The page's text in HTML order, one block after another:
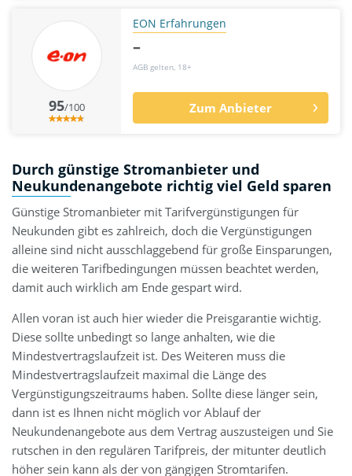
95/100
EON Erfahrungen
–
AGB gelten, 18+
Zum Anbieter
Durch günstige Stromanbieter und
Neukundenangebote richtig viel Geld sparen
Günstige Stromanbieter mit Tarifvergünstigungen für
Neukunden gibt es zahlreich, doch die Vergünstigungen
alleine sind nicht ausschlaggebend für große Einsparungen,
die weiteren Tarifbedingungen müssen beachtet werden,
damit auch wirklich am Ende gespart wird.
Allen voran ist auch hier wieder die Preisgarantie wichtig.
Diese sollte unbedingt so lange anhalten, wie die
Mindestvertragslaufzeit ist. Des Weiteren muss die
Mindestvertragslaufzeit maximal die Länge des
Vergünstigungszeitraums haben. Sollte diese länger sein,
dann ist es Ihnen nicht möglich vor Ablauf der
Neukundenangebote aus dem Vertrag auszusteigen und Sie
rutschen in den regulären Tarifpreis, der mitunter deutlich
höher sein kann als der von gängigen Stromtarifen.